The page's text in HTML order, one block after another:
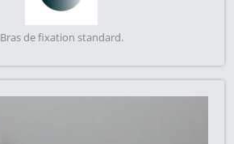
Bras de fixation standard.